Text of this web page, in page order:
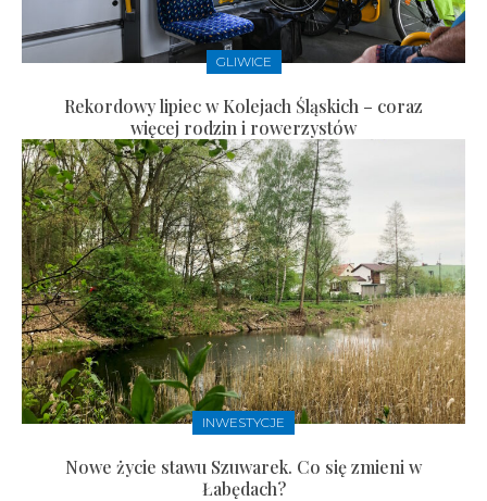
GLIWICE
Rekordowy lipiec w Kolejach Śląskich – coraz
więcej rodzin i rowerzystów
INWESTYCJE
Nowe życie stawu Szuwarek. Co się zmieni w
Łabędach?